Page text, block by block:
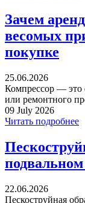
Зачем
весомых
покупке
25.06.2026
Компрессор — это
или ремонтного
09 July 2026
Читать подробнее
22.06.2026
Пескоструйная